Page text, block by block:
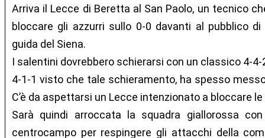
Arriva il Lecce di Beretta al San Paolo, un tecnico
bloccare gli azzurri sullo 0-0 davanti al pubblico
guida del Siena.
I salentini dovrebbero schierarsi con un classico 4-4-
4-1-1 visto che tale schieramento, ha spesso
C’è da aspettarsi un Lecce intenzionato a bloccare
Sarà quindi arroccata la squadra giallorossa
centrocampo per respingere gli attacchi della